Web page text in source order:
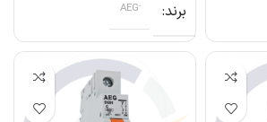
برند